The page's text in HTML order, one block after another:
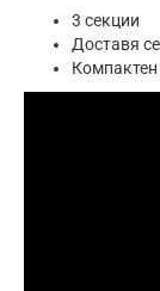
3 секции
Доставя